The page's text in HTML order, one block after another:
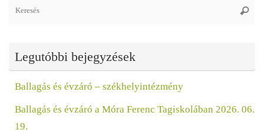
Legutóbbi bejegyzések
Ballagás és évzáró – székhelyintézmény
Ballagás és évzáró a Móra Ferenc Tagiskolában 2026. 06.
19.